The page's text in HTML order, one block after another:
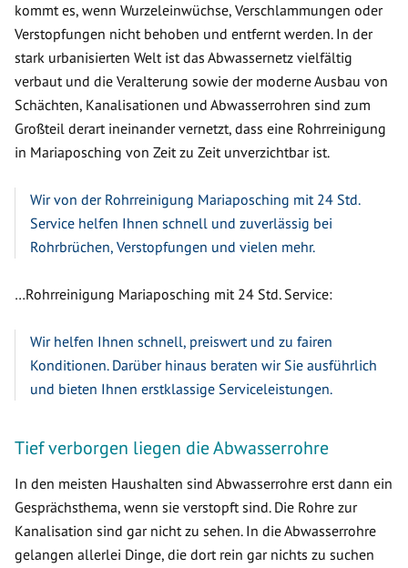
kommt es, wenn Wurzeleinwüchse, Verschlammungen oder
Verstopfungen nicht behoben und entfernt werden. In der
stark urbanisierten Welt ist das Abwassernetz vielfältig
verbaut und die Veralterung sowie der moderne Ausbau von
Schächten, Kanalisationen und Abwasserrohren sind zum
Großteil derart ineinander vernetzt, dass eine Rohrreinigung
in Mariaposching von Zeit zu Zeit unverzichtbar ist.
Wir von der Rohrreinigung Mariaposching mit 24 Std.
Service helfen Ihnen schnell und zuverlässig bei
Rohrbrüchen, Verstopfungen und vielen mehr.
…Rohrreinigung Mariaposching mit 24 Std. Service:
Wir helfen Ihnen schnell, preiswert und zu fairen
Konditionen. Darüber hinaus beraten wir Sie ausführlich
und bieten Ihnen erstklassige Serviceleistungen.
Tief verborgen liegen die Abwasserrohre
In den meisten Haushalten sind Abwasserrohre erst dann ein
Gesprächsthema, wenn sie verstopft sind. Die Rohre zur
Kanalisation sind gar nicht zu sehen. In die Abwasserrohre
gelangen allerlei Dinge, die dort rein gar nichts zu suchen